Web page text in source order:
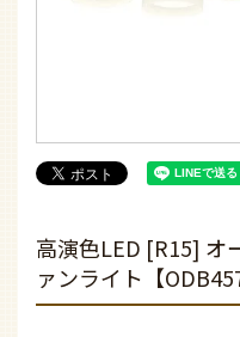
高演色LED [R15] オ
ァンライト【